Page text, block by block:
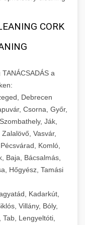
CORK
a
Debrecen
Csorna, Győr,
Ják,
Vasvár,
Komló,
Baja, Bácsalmás,
Hőgyész, Tamási
Kadarkút,
Villány, Bóly,
Lengyeltóti,